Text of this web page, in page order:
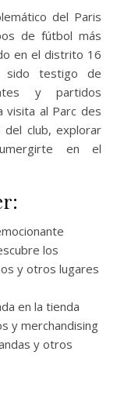
del Paris
de fútbol más
en el distrito 16
sido testigo de
y partidos
visita al Parc des
club, explorar
en el
los
y otros lugares
en la tienda
y merchandising
y otros